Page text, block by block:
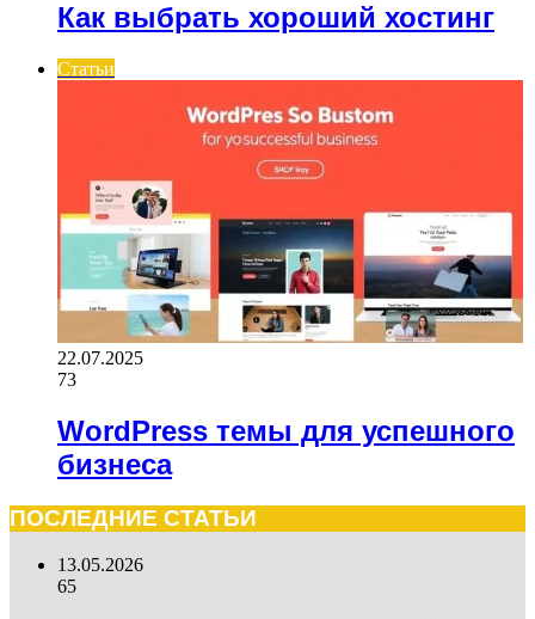
Как выбрать хороший хостинг
Статьи
22.07.2025
73
WordPress темы для успешного
бизнеса
ПОСЛЕДНИЕ СТАТЬИ
13.05.2026
65